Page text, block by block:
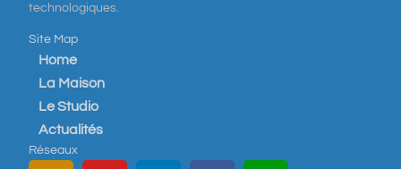
technologiques.
Site Map
Home
La Maison
Le Studio
Actualités
Réseaux